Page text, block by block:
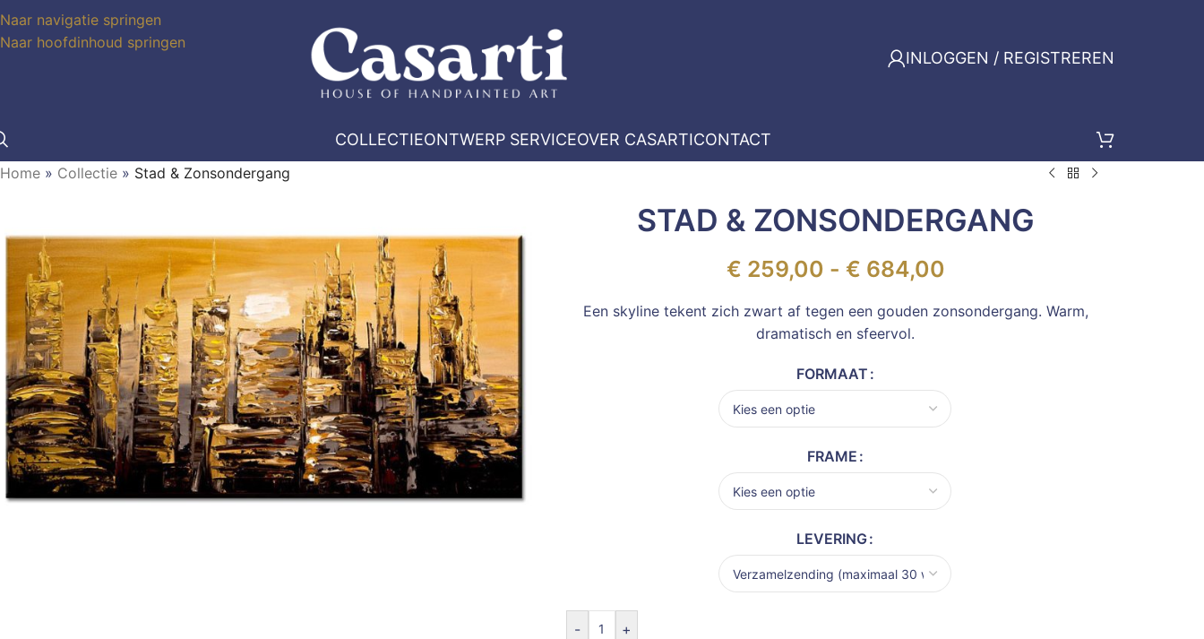
Naar navigatie springen
Naar hoofdinhoud springen
INLOGGEN / REGISTREREN
COLLECTIEONTWERP SERVICEOVER CASARTICONTACT
Home » Collectie » Stad & Zonsondergang
STAD & ZONSONDERGANG
€ 259,00 - € 684,00
Een skyline tekent zich zwart af tegen een gouden zonsondergang. Warm,
dramatisch en sfeervol.
FORMAAT
FRAME
LEVERING
- +